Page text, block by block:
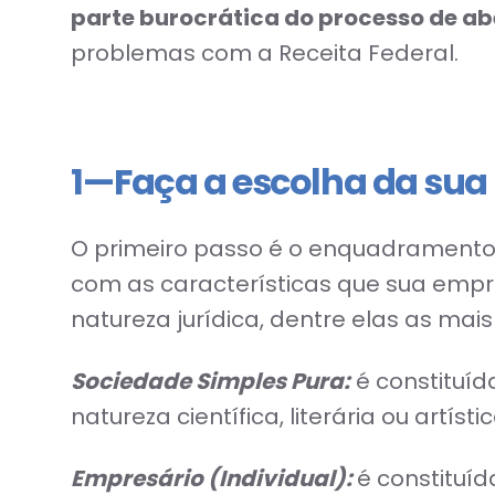
parte burocrática do processo de
problemas com a Receita Federal.
1 — Faça a escolha da
O primeiro passo é o
com as características que sua
natureza jurídica, dentre elas as
Sociedade Simples Pura:é
natureza científica, literária ou
Empresário (Individual):é